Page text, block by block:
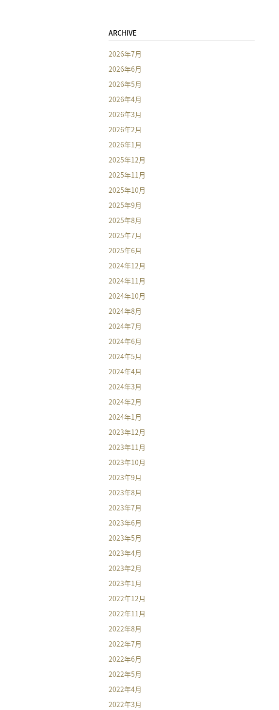
ARCHIVE
2026年7月
2026年6月
2026年5月
2026年4月
2026年3月
2026年2月
2026年1月
2025年12月
2025年11月
2025年10月
2025年9月
2025年8月
2025年7月
2025年6月
2024年12月
2024年11月
2024年10月
2024年8月
2024年7月
2024年6月
2024年5月
2024年4月
2024年3月
2024年2月
2024年1月
2023年12月
2023年11月
2023年10月
2023年9月
2023年8月
2023年7月
2023年6月
2023年5月
2023年4月
2023年2月
2023年1月
2022年12月
2022年11月
2022年8月
2022年7月
2022年6月
2022年5月
2022年4月
2022年3月